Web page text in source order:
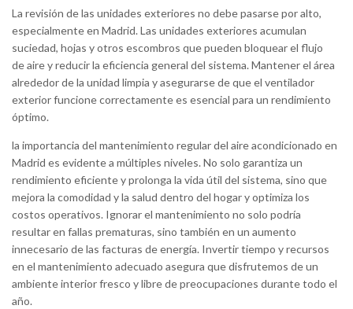
La revisión de las unidades exteriores no debe pasarse por alto,
especialmente en Madrid. Las unidades exteriores acumulan
suciedad, hojas y otros escombros que pueden bloquear el flujo
de aire y reducir la eficiencia general del sistema. Mantener el área
alrededor de la unidad limpia y asegurarse de que el ventilador
exterior funcione correctamente es esencial para un rendimiento
óptimo.
la importancia del mantenimiento regular del aire acondicionado en
Madrid es evidente a múltiples niveles. No solo garantiza un
rendimiento eficiente y prolonga la vida útil del sistema, sino que
mejora la comodidad y la salud dentro del hogar y optimiza los
costos operativos. Ignorar el mantenimiento no solo podría
resultar en fallas prematuras, sino también en un aumento
innecesario de las facturas de energía. Invertir tiempo y recursos
en el mantenimiento adecuado asegura que disfrutemos de un
ambiente interior fresco y libre de preocupaciones durante todo el
año.